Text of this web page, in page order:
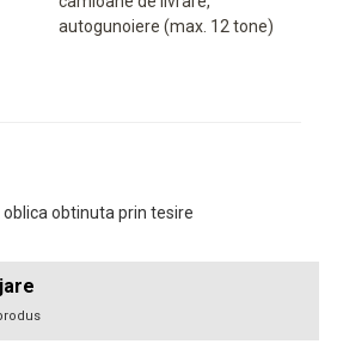
autogunoiere (max. 12 tone)
obtinuta prin tesire